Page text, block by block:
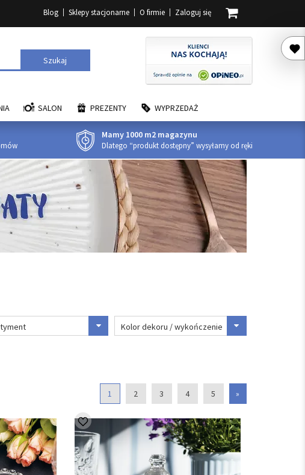
Blog Sklepy stacjonarne O firmie Zaloguj się
Szukaj
SALON PREZENTY WYPRZEDAŻ
Mamy 1000 m2 magazynu
Dlatego “produkt dostępny” wysyłamy od ręki
Kolor dekoru / wykończenie
1 2 3 4 5 »